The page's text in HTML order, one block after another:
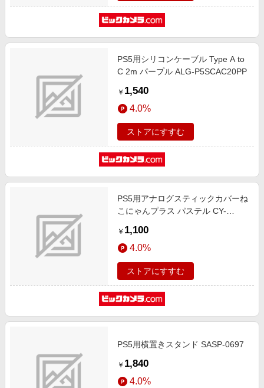
PS5用シリコンケーブル Type A to
C 2m パープル ALG-P5SCAC20PP
￥ 1,540
4.0%
ストアにすすむ
PS5用アナログスティックカバーね
こにゃんプラス パステル CY-
￥ 1,100
4.0%
ストアにすすむ
PS5用横置きスタンド SASP-0697
￥ 1,840
4.0%